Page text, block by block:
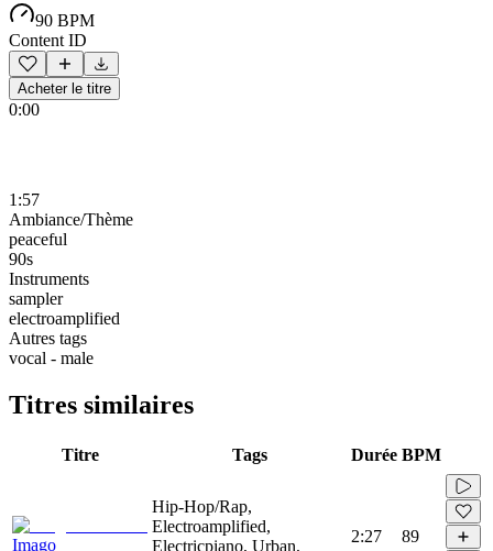
90 BPM
Content ID
Acheter le titre
0:00
1:57
Ambiance/Thème
peaceful
90s
Instruments
sampler
electroamplified
Autres tags
vocal - male
Titres similaires
Titre Tags Durée BPM
Imago
Hip-Hop/Rap,
Electroamplified,
Electricpiano, Urban,
2:27 89